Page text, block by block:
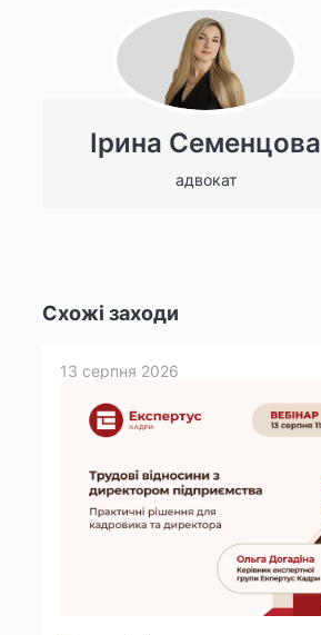
Ірина Семенцова
адвокат
Схожі заходи
13 серпня 2026